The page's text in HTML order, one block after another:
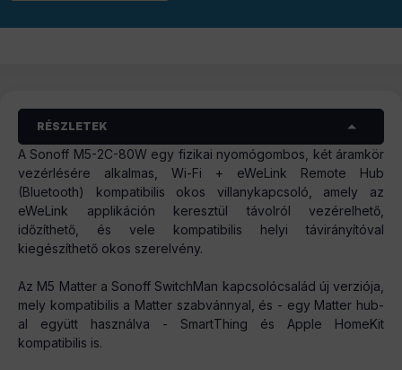
RÉSZLETEK
A Sonoff M5-2C-80W egy fizikai nyomógombos, két áramkör
vezérlésére alkalmas, Wi-Fi + eWeLink Remote Hub
(Bluetooth) kompatibilis okos villanykapcsoló, amely az
eWeLink applikáción keresztül távolról vezérelhető,
időzíthető, és vele kompatibilis helyi távirányítóval
kiegészíthető okos szerelvény.
Az M5 Matter a Sonoff SwitchMan kapcsolócsalád új verziója,
mely kompatibilis a Matter szabvánnyal, és - egy Matter hub-
al együtt használva - SmartThing és Apple HomeKit
kompatibilis is.